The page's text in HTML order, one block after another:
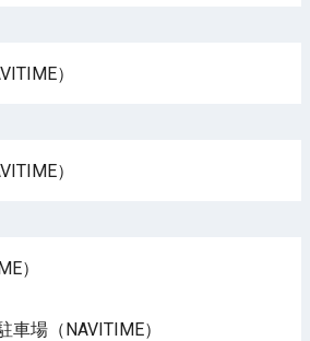
）
）
）
場（NAVITIME）